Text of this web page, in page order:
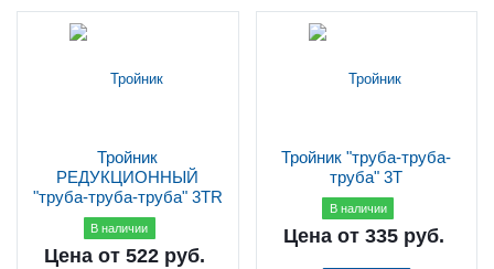
Тройник
РЕДУКЦИОННЫЙ
"труба-труба-труба" 3TR
В наличии
Цена от 522 руб.
Тройник "труба-труба-
труба" 3T
В наличии
Цена от 335 руб.